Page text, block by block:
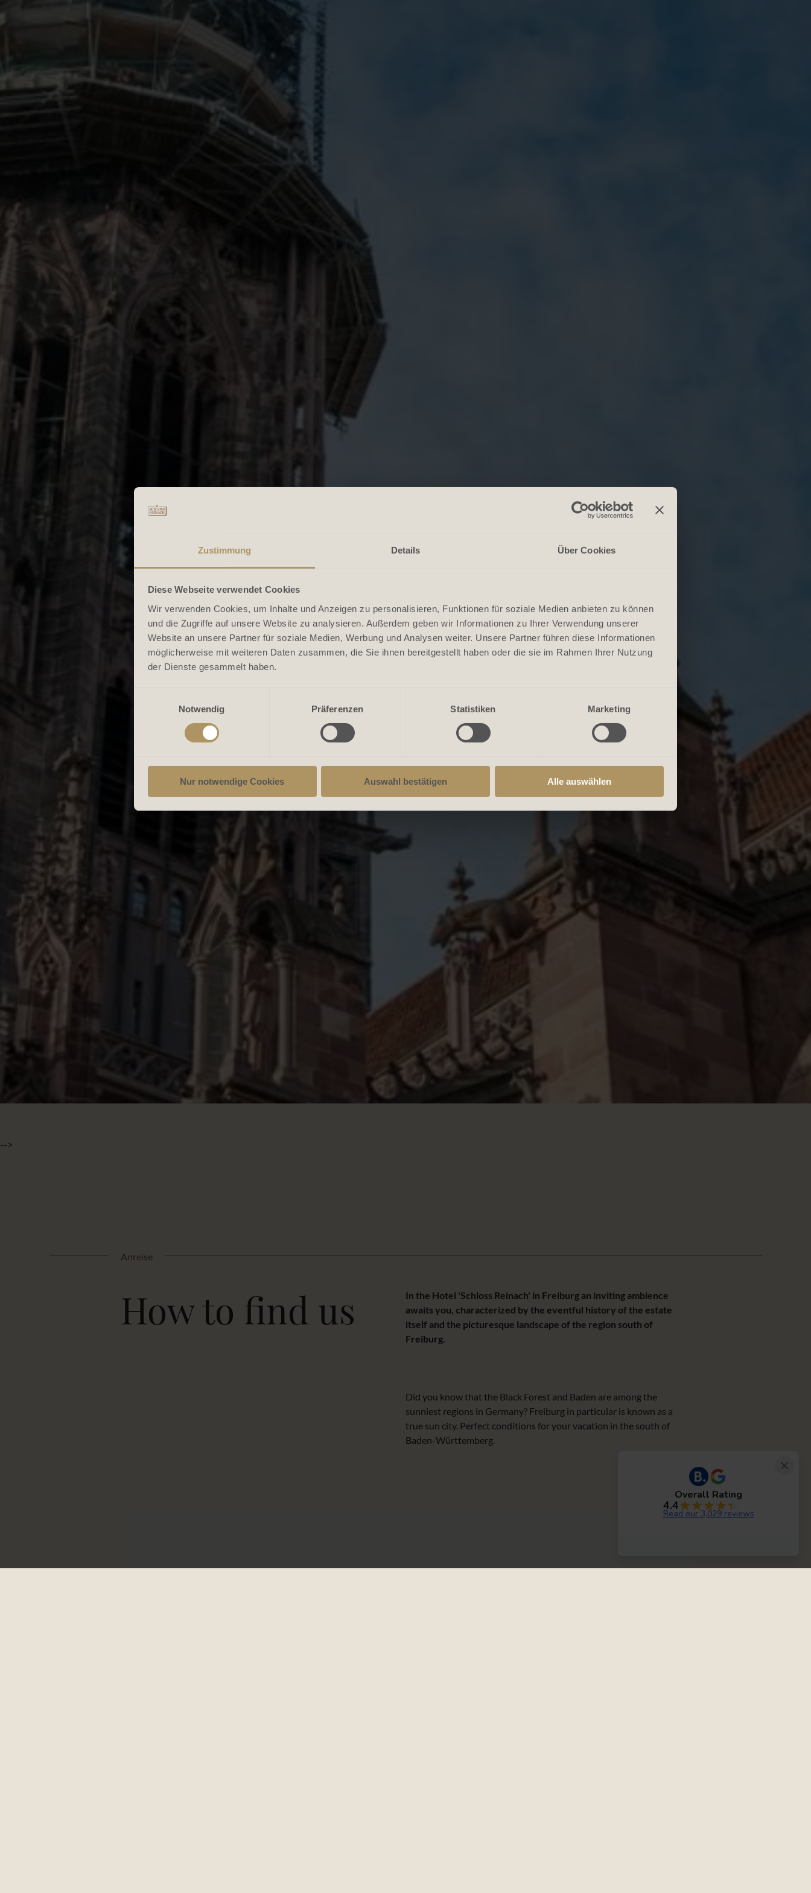
Zustimmung Details Über Cookies
Diese Webseite verwendet Cookies
Wir verwenden Cookies, um Inhalte und Anzeigen zu personalisieren, Funktionen für soziale Medien anbieten zu können
und die Zugriffe auf unsere Website zu analysieren. Außerdem geben wir Informationen zu Ihrer Verwendung unserer
Website an unsere Partner für soziale Medien, Werbung und Analysen weiter. Unsere Partner führen diese Informationen
möglicherweise mit weiteren Daten zusammen, die Sie ihnen bereitgestellt haben oder die sie im Rahmen Ihrer Nutzung
der Dienste gesammelt haben.
Notwendig
Präferenzen Statistiken Marketing
Nur notwendige Cookies Auswahl bestätigen Alle auswählen
-->
Anreise
How to find us
In the Hotel 'Schloss Reinach' in Freiburg an inviting ambience
awaits you, characterized by the eventful history of the estate
itself and the picturesque landscape of the region south of
Freiburg.
Did you know that the Black Forest and Baden are among the
sunniest regions in Germany? Freiburg in particular is known as a
true sun city. Perfect conditions for your vacation in the south of
Baden-Württemberg.